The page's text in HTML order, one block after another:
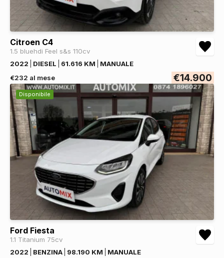
Citroen C4
1.5 bluehdi Feel s&s 110cv
2022
DIESEL 61.616 KM
MANUALE
€232 al mese
€14.900
Disponibile
Ford Fiesta
1.1 Titanium 75cv
2022
BENZINA 98.190 KM
MANUALE